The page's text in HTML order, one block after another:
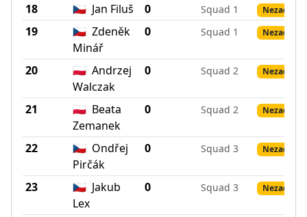
18 🇨🇿 Jan Filuš 0 Squad 1
19 🇨🇿 Zdeněk
Minář
0 Squad 1
20 🇵🇱 Andrzej
Walczak
0 Squad 2
21 🇵🇱 Beata
Zemanek
0 Squad 2
22 🇨🇿 Ondřej
Pirčák
0 Squad 3
23 🇨🇿 Jakub
Lex
0 Squad 3